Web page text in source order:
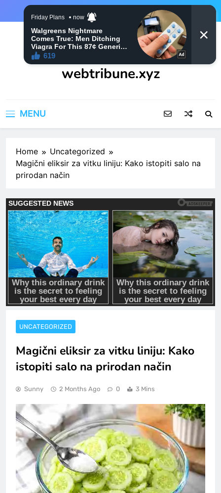
webtribune.xyz
MENU
Home
Uncategorized
Magični eliksir za vitku liniju: Kako istopiti salo na
prirodan način
UNCATEGORIZED
Magični eliksir za vitku liniju: Kako
istopiti salo na prirodan način
Sunny 2 Months Ago 0 3 Mins